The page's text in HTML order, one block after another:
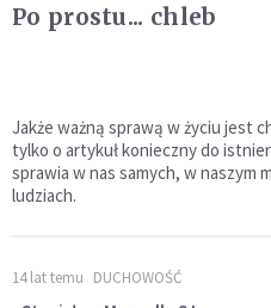
Po prostu... chleb
Jakże ważną sprawą w życiu jest
tylko o artykuł konieczny do
sprawia w nas samych, w naszym
ludziach.
14 lat temu DUCHOWOŚĆ